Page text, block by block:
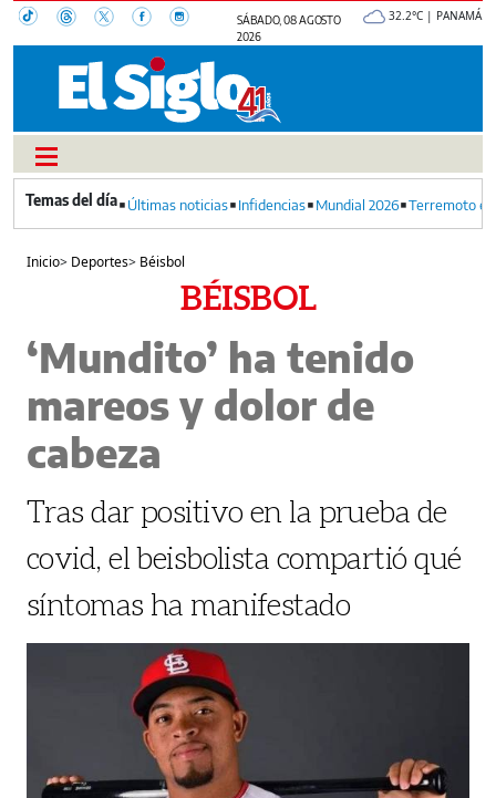
SÁBADO, 08 AGOSTO
2026
32.2°C | PANAMÁ
Últimas noticias Infidencias Mundial 2026 Terremoto
Inicio> Deportes> Béisbol
BÉISBOL
‘Mundito’ ha tenido
mareos y dolor de
cabeza
Tras dar positivo en la prueba de
covid, el beisbolista compartió qué
síntomas ha manifestado